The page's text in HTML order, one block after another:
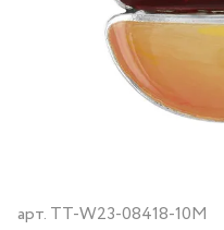
арт. TT-W23-08418-10M